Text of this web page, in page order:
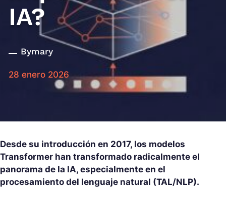
IA?
Bymary
28 enero 2026
Desde su introducción en 2017, los modelos
Transformer han transformado radicalmente el
panorama de la IA, especialmente en el
procesamiento del lenguaje natural (TAL/NLP).